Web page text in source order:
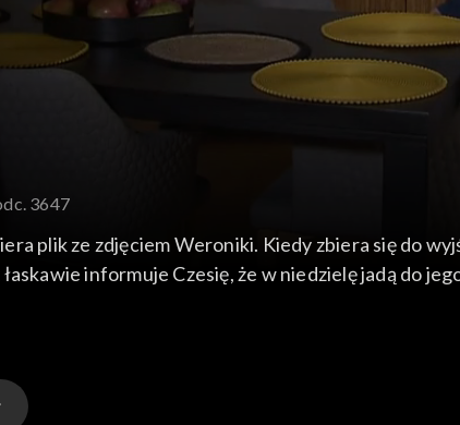
3647
do wyjścia, wpada Weronika z biletami na premierę w
informuje Czesię, że w niedzielę jadą do
zgadza się. Anula rzuca na wyjściu, że ona ma